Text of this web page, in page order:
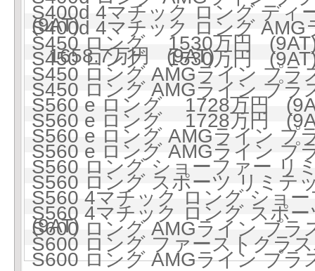
(9AT)
S400d 4マチック ロング デ
S400d 4マチック ロング
1658.7万円 (9AT)
S450 ロング 1530万円
S450 ロング 1530万円
S450 ロング AMGライン プ
S450 ロング AMGライン プ
S560 e ロング 1728万円
S560 e ロング 1728万円
S560 e ロング AMGライン
S560 e ロング AMGライン
S560 ロング ショーファー
S560 ロング スポーツ リミ
S560 4マチック ロング ショ
(9AT)
S560 4マチック ロング スポ
S600 ロング AMGライン プ
S600 ロング ファーストク
S600 ロング AMGライン プ